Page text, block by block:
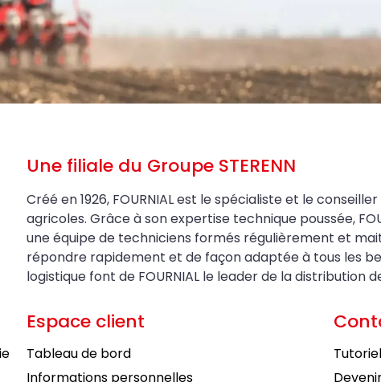
Une filiale du Groupe STERENN
Créé en 1926, FOURNIAL est le spécialiste et le
agricoles. Grâce à son expertise technique poussée,
une équipe de techniciens formés régulièrement et
répondre rapidement et de façon adaptée à tous les
logistique font de FOURNIAL le leader de la distribution
Espace client
Tableau de bord
Informations personnelles